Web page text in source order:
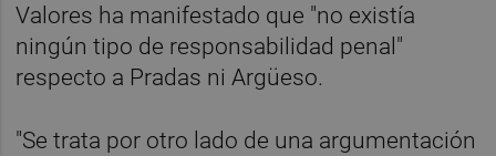
Valores ha manifestado que "no existía
ningún tipo de responsabilidad penal"
respecto a Pradas ni Argüeso.
"Se trata por otro lado de una argumentación